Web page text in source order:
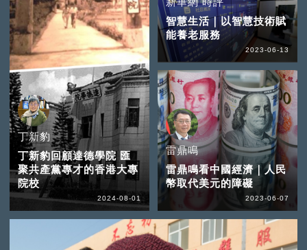
丁新豹
丁新豹回顧達德學院 匯
聚共產黨專才的香港大專
院校
2024-08-01
智慧生活｜以智慧技術賦
能養老服務
2023-06-13
雷鼎鳴
雷鼎鳴看中國經濟｜人民
幣取代美元的障礙
2023-06-07